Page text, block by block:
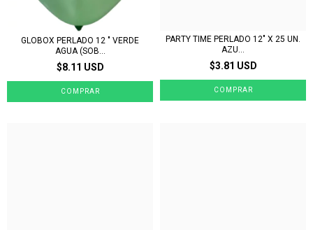
GLOBOX PERLADO 12 " VERDE
AGUA (SOB...
$8.11 USD
PARTY TIME PERLADO 12" X 25 UN.
AZU...
$3.81 USD